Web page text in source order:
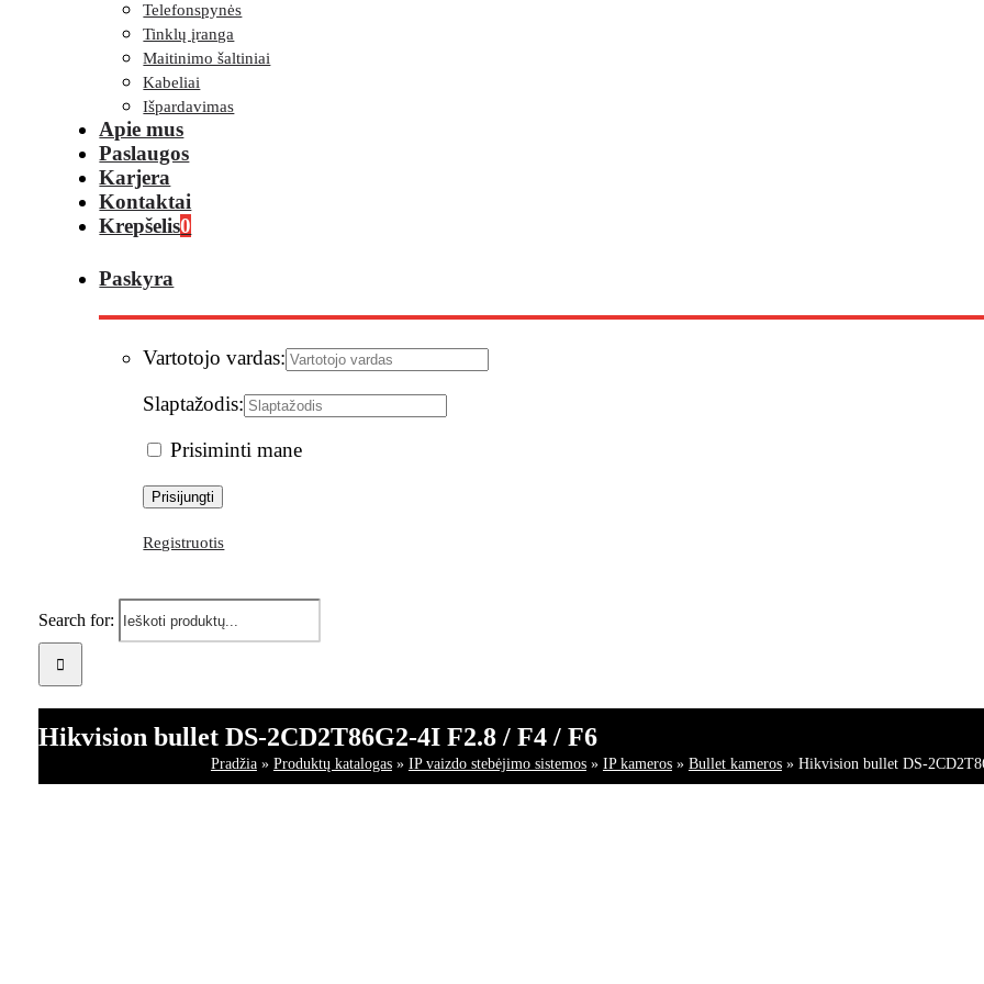
Telefonspynės
Tinklų įranga
Maitinimo šaltiniai
Kabeliai
Išpardavimas
Apie mus
Paslaugos
Karjera
Kontaktai
Krepšelis0
Paskyra
Vartotojo vardas:
Slaptažodis:
Prisiminti mane
Registruotis
Search for:
Hikvision bullet DS-2CD2T86G2-4I F2.8 / F4 / F6
Pradžia» Produktų katalogas» IP vaizdo stebėjimo sistemos» IP kameros» Bullet kameros» Hikvision bullet DS-